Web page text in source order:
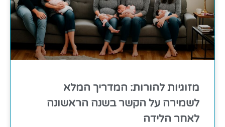
מזוגיות להורות: המדריך המלא
לשמירה על הקשר בשנה הראשונה
לאחר הלידה